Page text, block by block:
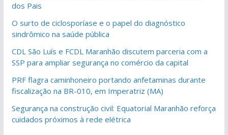
dos Pais
O surto de ciclosporíase e o papel do diagnóstico
sindrômico na saúde pública
CDL São Luís e FCDL Maranhão discutem parceria com a
SSP para ampliar segurança no comércio da capital
PRF flagra caminhoneiro portando anfetaminas durante
fiscalização na BR-010, em Imperatriz (MA)
Segurança na construção civil: Equatorial Maranhão reforça
cuidados próximos à rede elétrica